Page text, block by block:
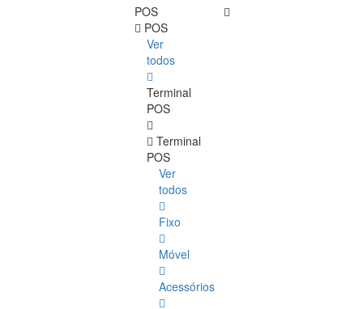
POS
POS
Ver
todos
Terminal
POS
Terminal
POS
Ver
todos
Fixo
Móvel
Acessórios